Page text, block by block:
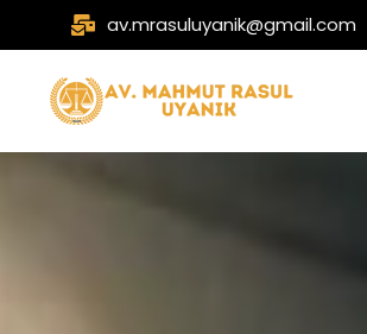
av.mrasuluyanik@gmail.com